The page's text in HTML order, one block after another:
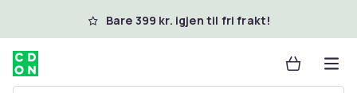
Hopp til hovedinnholdBare 399 kr. igjen til fri frakt!